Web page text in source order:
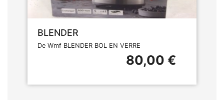
BLENDER
De Wmf BLENDER BOL EN VERRE
80,00 €